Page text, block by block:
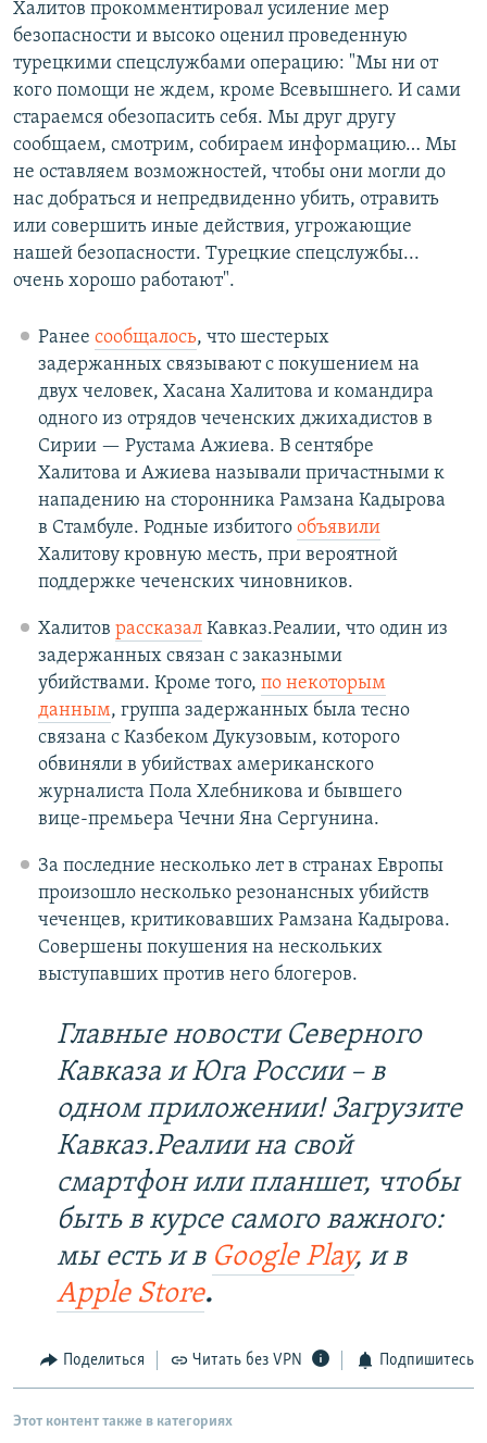
Халитов прокомментировал усиление мер
безопасности и высоко оценил проведенную
турецкими спецслужбами операцию: "Мы ни от
кого помощи не ждем, кроме Всевышнего. И сами
стараемся обезопасить себя. Мы друг другу
сообщаем, смотрим, собираем информацию… Мы
не оставляем возможностей, чтобы они могли до
нас добраться и непредвиденно убить, отравить
или совершить иные действия, угрожающие
нашей безопасности. Турецкие спецслужбы...
очень хорошо работают".
Ранее сообщалось, что шестерых
задержанных связывают с покушением на
двух человек, Хасана Халитова и командира
одного из отрядов чеченских джихадистов в
Сирии — Рустама Ажиева. В сентябре
Халитова и Ажиева называли причастными к
нападению на сторонника Рамзана Кадырова
в Стамбуле. Родные избитого объявили
Халитову кровную месть, при вероятной
поддержке чеченских чиновников.
Халитов рассказалКавказ.Реалии, что один из
задержанных связан с заказными
убийствами. Кроме того, по некоторым
данным, группа задержанных была тесно
связана с Казбеком Дукузовым, которого
обвиняли в убийствах американского
журналиста Пола Хлебникова и бывшего
вице-премьера Чечни Яна Сергунина.
За последние несколько лет в странах Европы
произошло несколько резонансных убийств
чеченцев, критиковавших Рамзана Кадырова.
Совершены покушения на нескольких
выступавших против него блогеров.
Главные новости Северного
Кавказа и Юга России – в
одном приложении! Загрузите
Кавказ.Реалии на свой
смартфон или планшет, чтобы
быть в курсе самого важного:
мы есть и в Google Play, и в
Apple Store.
Поделиться Читать без VPN Подпишитесь
Этот контент также в категориях